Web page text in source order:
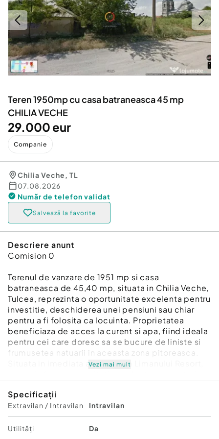
Servicii
Animale de companie
Afaceri și echipamente profesionale
Inchiriere Bunuri si Vehicule
Utilaje agricole si industriale
Piese auto si accesorii
Dacia Duster
Teren 1950mp cu casa batraneasca 45 mp
CHILIA VECHE
29.000 eur
Companie
Chilia Veche, TL
07.08.2026
Număr de telefon validat
Salvează la favorite
Descriere anunt
Comision 0
Terenul de vanzare de 1951 mp si casa
batraneasca de 45,40 mp, situata in Chilia Veche,
Tulcea, reprezinta o oportunitate excelenta pentru
investitie, deschiderea unei pensiuni sau chiar
pentru a fi folosita ca locuinta. Proprietatea
beneficiaza de acces la curent si apa, fiind ideala
pentru cei care doresc sa se bucure de liniste si
frumusetea natuarii in aceasta zona pitoreasca.
Situata in imediata apropiere a Limanului Resort,
imbina cu gust simplitatea relaxarii cu emotiile
aventurii. Chilia Veche este cunoscuta pentru
peisajele sale deosebite si atmosfera autentica,
fiind un loc perfect pentru cei care doresc sa se
Vezi mai mult
Specificații
Extravilan / Intravilan Intravilan
Utilități Da